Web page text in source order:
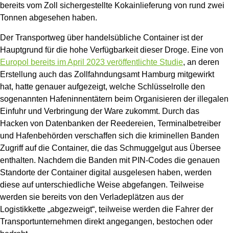
bereits vom Zoll sichergestellte Kokainlieferung von rund zwei
Tonnen abgesehen haben.
Der Transportweg über handelsübliche Container ist der
Hauptgrund für die hohe Verfügbarkeit dieser Droge. Eine von
Europol bereits im April 2023 veröffentlichte Studie, an deren
Erstellung auch das Zollfahndungsamt Hamburg mitgewirkt
hat, hatte genauer aufgezeigt, welche Schlüsselrolle den
sogenannten Hafeninnentätern beim Organisieren der illegalen
Einfuhr und Verbringung der Ware zukommt. Durch das
Hacken von Datenbanken der Reedereien, Terminalbetreiber
und Hafenbehörden verschaffen sich die kriminellen Banden
Zugriff auf die Container, die das Schmuggelgut aus Übersee
enthalten. Nachdem die Banden mit PIN-Codes die genauen
Standorte der Container digital ausgelesen haben, werden
diese auf unterschiedliche Weise abgefangen. Teilweise
werden sie bereits von den Verladeplätzen aus der
Logistikkette „abgezweigt“, teilweise werden die Fahrer der
Transportunternehmen direkt angegangen, bestochen oder